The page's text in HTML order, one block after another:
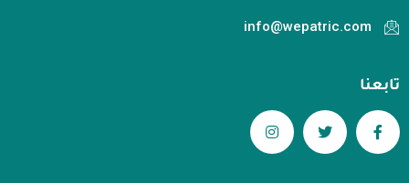
info@wepatric.com
تابعنا